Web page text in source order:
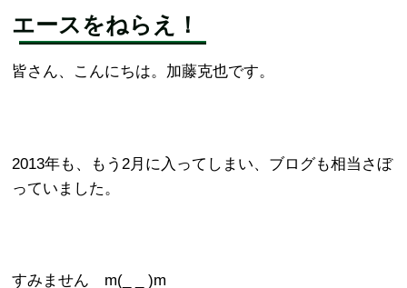
エースをねらえ！
皆さん、こんにちは。加藤克也です。
2013年も、もう2月に入ってしまい、ブログも相当さぼ
っていました。
すみません m(_ _ )m